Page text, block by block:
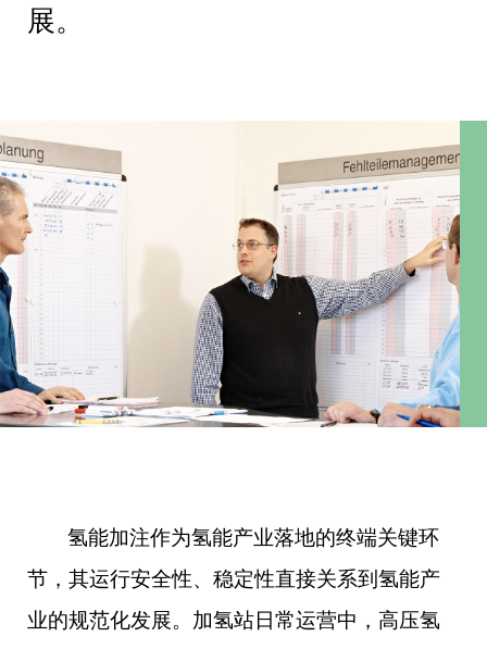
展。
氢能加注作为氢能产业落地的终端关键环
节，其运行安全性、稳定性直接关系到氢能产
业的规范化发展。加氢站日常运营中，高压氢